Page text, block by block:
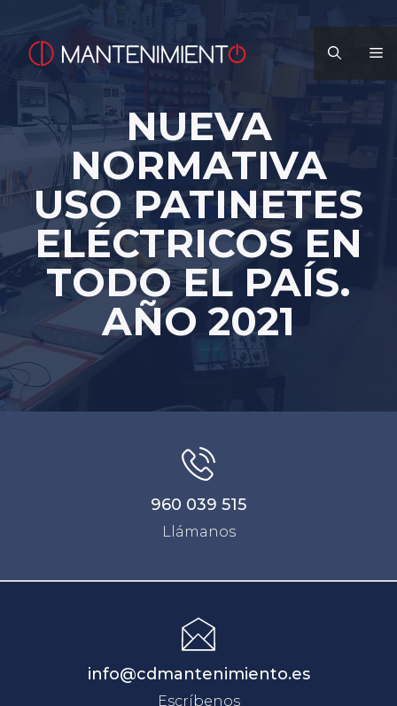
contenido
NUEVA
NORMATIVA
USO PATINETES
ELÉCTRICOS EN
TODO EL PAÍS.
AÑO 2021
960 039 515
Llámanos
info@cdmantenimiento.es
Escríbenos